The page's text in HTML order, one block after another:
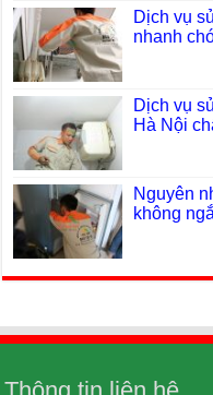
Dịch vụ
nhanh
Dịch vụ
Hà Nội
Nguyên
không